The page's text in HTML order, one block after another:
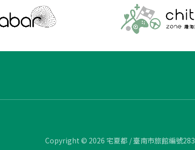
Copyright © 2026 宅夏都 / 臺南市旅館編號283